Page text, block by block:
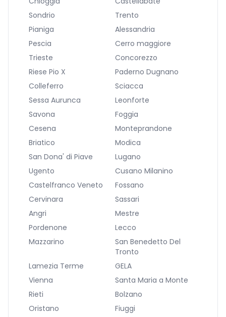
Sondrio
Trento
Pianiga
Alessandria
Pescia
Cerro maggiore
Trieste
Concorezzo
Riese Pio X
Paderno Dugnano
Colleferro
Sciacca
Sessa Aurunca
Leonforte
Savona
Foggia
Cesena
Monteprandone
Briatico
Modica
San Dona' di Piave
Lugano
Ugento
Cusano Milanino
Castelfranco Veneto
Fossano
Cervinara
Sassari
Angri
Mestre
Pordenone
Lecco
Mazzarino
San Benedetto Del
Tronto
Lamezia Terme
GELA
Vienna
Santa Maria a Monte
Rieti
Bolzano
Oristano
Fiuggi